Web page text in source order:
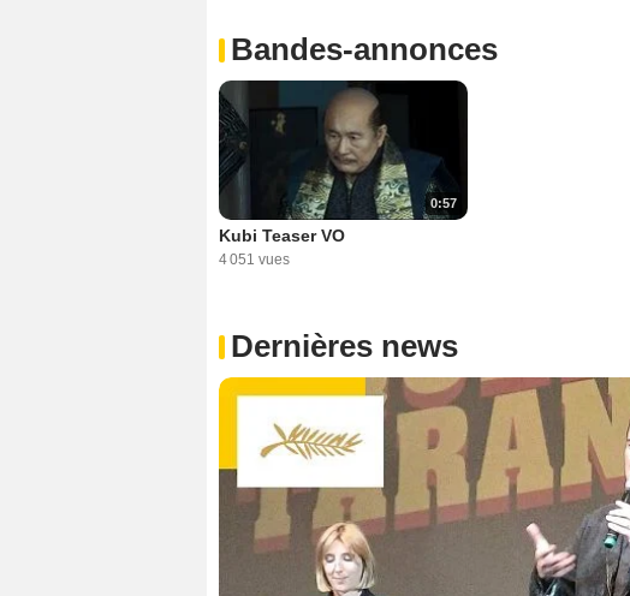
Bandes-annonces
0:57
Kubi Teaser VO
4 051 vues
Dernières news